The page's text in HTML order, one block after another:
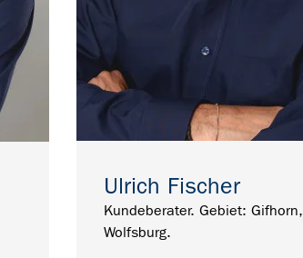
Ulrich Fischer
Kundeberater. Gebiet: Gifhorn,
Wolfsburg.